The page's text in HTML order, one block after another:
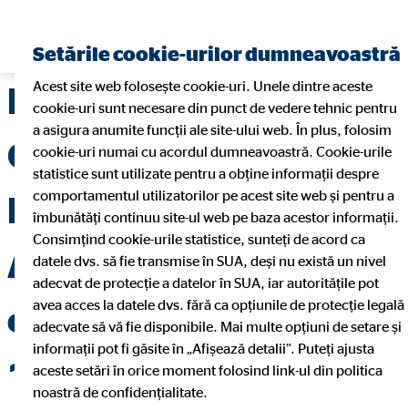
Procedura internă
OVB Allfinanz
România Broker de
Asigurare S.R.L.
conform normei nr.
18/ 2017 privind
Setările cookie-urilor dumneavoastră
Acest site web folosește cookie-uri. Unele dintre aceste
cookie-uri sunt necesare din punct de vedere tehnic pentru
a asigura anumite funcții ale site-ului web. În plus, folosim
cookie-uri numai cu acordul dumneavoastră. Cookie-urile
statistice sunt utilizate pentru a obține informații despre
comportamentul utilizatorilor pe acest site web și pentru a
îmbunătăți continuu site-ul web pe baza acestor informații.
Consimțind cookie-urile statistice, sunteți de acord ca
datele dvs. să fie transmise în SUA, deși nu există un nivel
adecvat de protecție a datelor în SUA, iar autoritățile pot
avea acces la datele dvs. fără ca opțiunile de protecție legală
adecvate să vă fie disponibile. Mai multe opțiuni de setare și
informații pot fi găsite în „Afișează detalii”. Puteți ajusta
aceste setări în orice moment folosind link-ul din politica
noastră de confidențialitate.